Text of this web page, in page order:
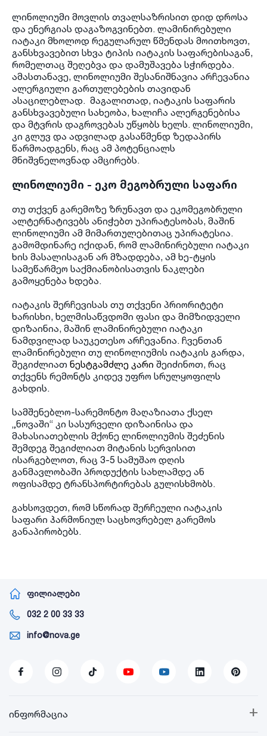
ლინოლიუმი მოვლის თვალსაზრისით დიდ დროსა
და ენერგიას დაგაზოგვინებთ. ლამინირებული
იატაკი მხოლოდ რეგულარულ წმენდას მოითხოვთ,
განსხვავებით სხვა ტიპის იატაკის საფარებისაგან,
რომელთაც შეღებვა და დამუშავება სჭირდება.
ამასთანავე, ლინოლიუმი შესანიშნავია არჩევანია
ალერგიული გართულებების თავიდან
ასაცილებლად. მაგალითად, იატაკის საფარის
განსხვავებული სახეობა, ხალიჩა ალერგენებისა
და მტვრის დაგროვებას უწყობს ხელს. ლინოლიუმი,
კი გლუვ და ადვილად გასაწმენდ ზედაპირს
წარმოადგენს, რაც ამ პოტენციალს
მნიშვნელოვნად ამცირებს.
ლინოლიუმი - ეკო მეგობრული საფარი
თუ თქვენ გარემოზე ზრუნავთ და ეკომეგობრული
ალტერნატივებს ანიჭებთ უპირატესობას, მაშინ
ლინოლიუმი ამ მიმართულებითაც უპირატესია.
გამომდინარე იქიდან, რომ ლამინირებული იატაკი
ხის მასალისაგან არ მზადდება, ამ ხე-ტყის
სამეწარმეო საქმიანობისათვის ნაკლები
გამოყენება ხდება.
იატაკის შერჩევისას თუ თქვენი პრიორიტეტი
ხარისხი, ხელმისაწვდომი ფასი და მიმზიდველი
დიზაინია, მაშინ ლამინირებული იატაკი
ნამდვილად საუკეთესო არჩევანია. ჩვენთან
ლამინირებული თუ ლინოლიუმის იატაკის გარდა,
შეგიძლიათ ნესტგამძლე კარი შეიძინოთ, რაც
თქვენს რემონტს კიდევ უფრო სრულყოფილს
გახდის.
სამშენებლო-სარემონტო მაღაზიათა ქსელ
„ნოვაში“ კი სასურველი დიზაინისა და
მახასიათებლის მქონე ლინოლიუმის შეძენის
შემდეგ შეგიძლიათ მიტანის სერვისით
ისარგებლოთ, რაც 3-5 სამუშაო დღის
განმავლობაში პროდუქტის სახლამდე ან
ოფისამდე ტრანსპორტირებას გულისხმობს.
გახსოვდეთ, რომ სწორად შერჩეული იატაკის
საფარი ჰარმონიულ საცხოვრებელ გარემოს
განაპირობებს.
ფილიალები
032 2 00 33 33
info@nova.ge
+
ინფორმაცია